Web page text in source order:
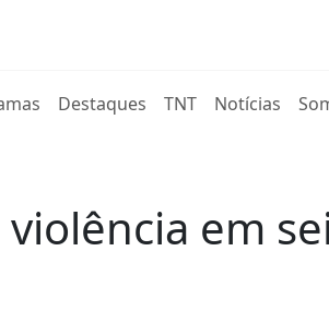
Destaques TNT Notícias
em